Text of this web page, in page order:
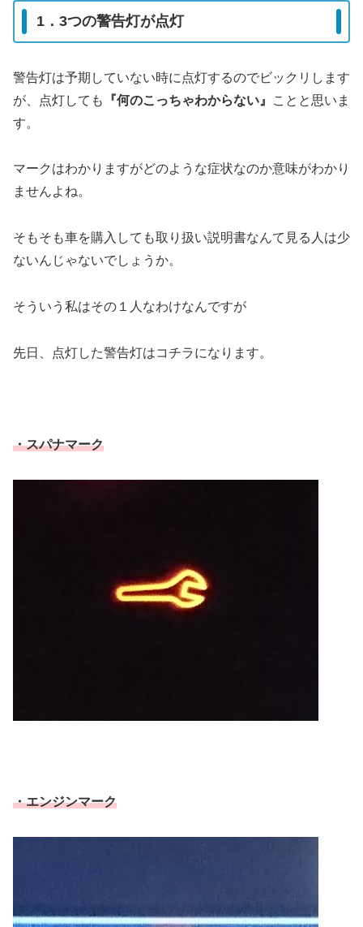
1．3つの警告灯が点灯
警告灯は予期していない時に点灯するのでビックリします
が、点灯しても
『何のこっちゃわからない』
ことと思いま
す。
マークはわかりますがどのような症状なのか意味がわかり
ませんよね。
そもそも車を購入しても取り扱い説明書なんて見る人は少
ないんじゃないでしょうか。
そういう私はその１人なわけなんですが
先日、点灯した警告灯はコチラになります。
・スパナマーク
・エンジンマーク